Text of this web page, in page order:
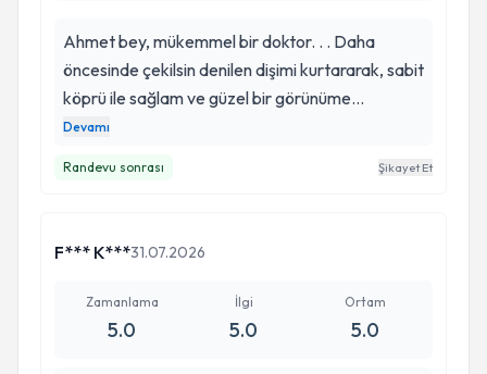
Ahmet bey, mükemmel bir doktor. . . Daha
öncesinde çekilsin denilen dişimi kurtararak, sabit
köprü ile sağlam ve güzel bir görünüme
kavuşturdu. Artık diş denilince aklıma hep Ahmet
daim eylesin. Helalinden bol rızıklar nasip etsin.
Sevdikleriyle beraber hayırlı bir ömür yaşamasını
Devamı
Randevu sonrası Şikayet Et
F*** K***31.07.2026
Zamanlama
5.0
İlgi
5.0
Ortam
5.0